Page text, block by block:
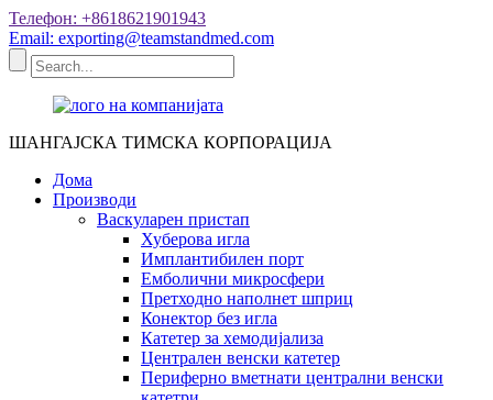
Телефон: +8618621901943
Email: exporting@teamstandmed.com
ШАНГАЈСКА ТИМСКА КОРПОРАЦИЈА
Дома
Производи
Васкуларен пристап
Хуберова игла
Имплантибилен порт
Емболични микросфери
Претходно наполнет шприц
Конектор без игла
Катетер за хемодијализа
Централен венски катетер
Периферно вметнати централни венски